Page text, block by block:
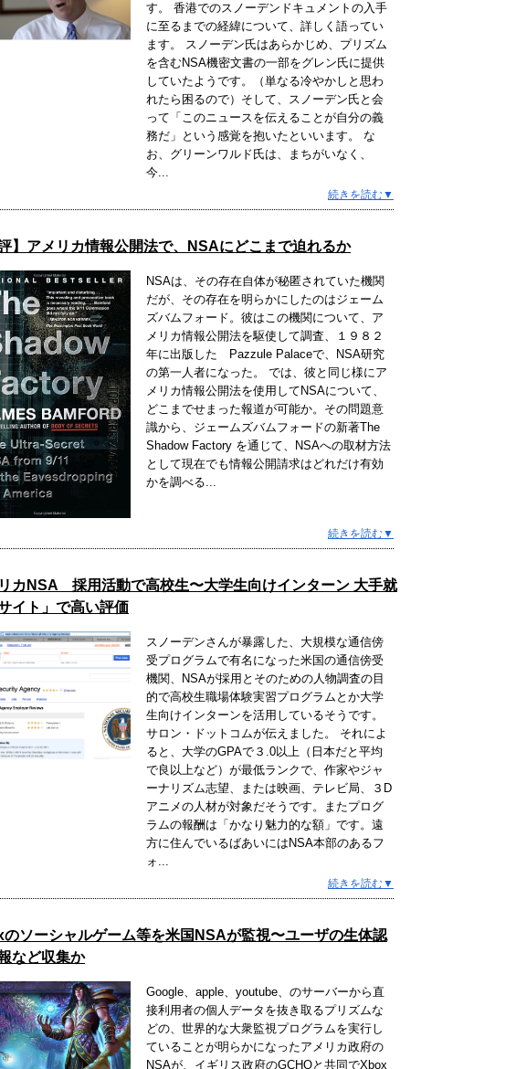
す。 香港でのスノーデンドキュメントの入手
に至るまでの経緯について、詳しく語ってい
ます。 スノーデン氏はあらかじめ、プリズム
を含むNSA機密文書の一部をグレン氏に提供
していたようです。（単なる冷やかしと思わ
れたら困るので）そして、スノーデン氏と会
って「このニュースを伝えることが自分の義
務だ」という感覚を抱いたといいます。 な
お、グリーンワルド氏は、まちがいなく、
今...
続きを読む▼
】アメリカ情報公開法で、NSAにどこまで迫れるか
NSAは、その存在自体が秘匿されていた機関
だが、その存在を明らかにしたのはジェーム
ズバムフォード。彼はこの機関について、ア
メリカ情報公開法を駆使して調査、１９８２
年に出版した Pazzule Palaceで、NSA研究
の第一人者になった。 では、彼と同じ様にア
メリカ情報公開法を使用してNSAについて、
どこまでせまった報道が可能か。その問題意
識から、ジェームズバムフォードの新著The
Shadow Factory を通じて、NSAへの取材方法
として現在でも情報公開請求はどれだけ有効
かを調べる...
続きを読む▼
カNSA 採用活動で高校生〜大学生向けインターン 大手就
イト」で高い評価
スノーデンさんが暴露した、大規模な通信傍
受プログラムで有名になった米国の通信傍受
機関、NSAが採用とそのための人物調査の目
的で高校生職場体験実習プログラムとか大学
生向けインターンを活用しているそうです。
サロン・ドットコムが伝えました。 それによ
ると、大学のGPAで３.0以上（日本だと平均
で良以上など）が最低ランクで、作家やジャ
ーナリズム志望、または映画、テレビ局、３D
アニメの人材が対象だそうです。またプログ
ラムの報酬は「かなり魅力的な額」です。遠
方に住んでいるばあいにはNSA本部のあるフ
ォ...
続きを読む▼
ソーシャルゲーム等を米国NSAが監視〜ユーザの生体認
など収集か
Google、apple、youtube、のサーバーから直
接利用者の個人データを抜き取るプリズムな
どの、世界的な大衆監視プログラムを実行し
ていることが明らかになったアメリカ政府の
NSAが、イギリス政府のGCHQと共同でXbox